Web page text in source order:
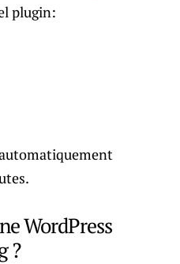
plugin:
WordPress
?